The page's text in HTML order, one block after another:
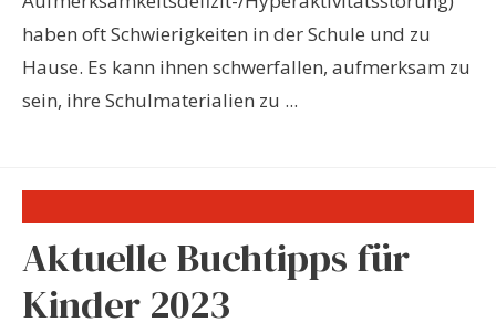
haben oft Schwierigkeiten in der Schule und zu
Hause. Es kann ihnen schwerfallen, aufmerksam zu
sein, ihre Schulmaterialien zu ...
Aktuelle Buchtipps für
Kinder 2023